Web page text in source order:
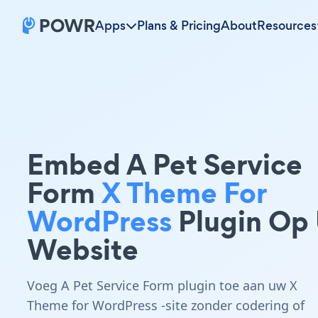
Apps Plans & PricingAboutResources
Embed A Pet Service
FormX Theme For
WordPress Plugin Op
Website
Voeg A Pet Service Form plugin toe aan uw X
Theme for WordPress -site zonder codering of